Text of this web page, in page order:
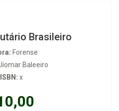
Brasileiro
Forense
Baleeiro
ISBN: x